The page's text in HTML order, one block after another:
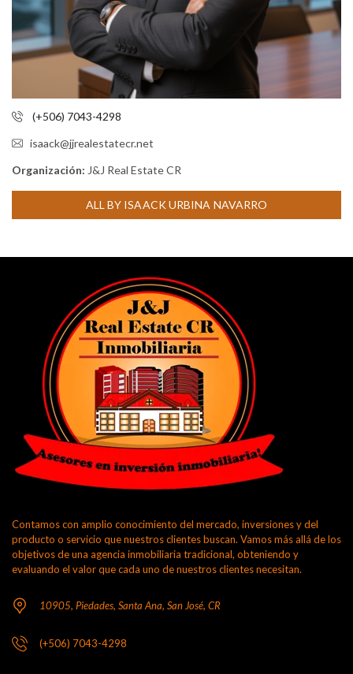
(+506) 7043-4298
isaack@jjrealestatecr.net
Organización: J&J Real Estate CR
ALL BY ISAACK URBINA NAVARRO
Contamos con amplio conocimiento del mercado, inversiones y del
producto o servicio que nuestros clientes buscan. Vamos más allá de los
objetivos de una agencia inmobiliaria tradicional, obteniendo y
evaluando el valor que cada uno de nuestros clientes necesitan.
10905, Piedades, Santa Ana, San José, CR
(+506) 7043-4298